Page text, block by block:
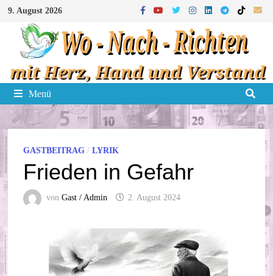
Zum
Inhalt
springen
9. August 2026
Menü
GASTBEITRAG /LYRIK
Frieden in Gefahr
vonGast / Admin 2. August 2024